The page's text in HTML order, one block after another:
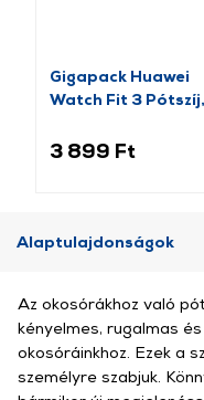
Gigapack Huawei
Watch Fit 3 Pótszíj,
3 899 Ft
Alaptulajdonságok
Az okosórákhoz való
kényelmes, rugalmas
okosóráinkhoz. Ezek a
személyre szabjuk.